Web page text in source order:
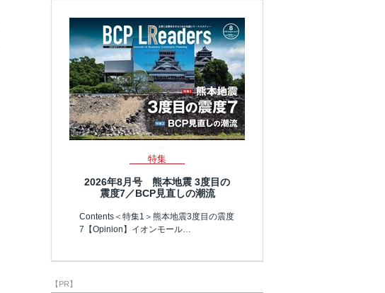
特集
2026年8月号 熊本地震 3度目の
震度7／BCP見直しの潮流
Contents＜特集1＞熊本地震3度目の震度
7【Opinion】イオンモール…
【PR】